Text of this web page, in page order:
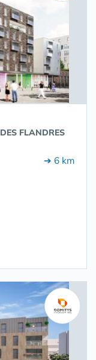
FLANDRES
➔ 6 km